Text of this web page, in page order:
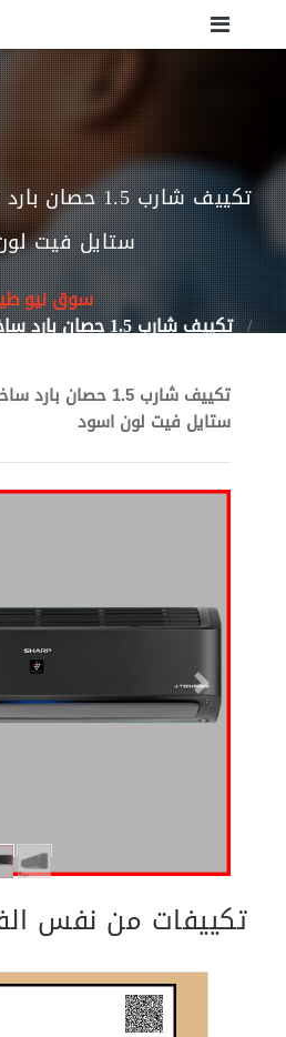
تكييف شارب 1.5
ستايل فيت
سوق نيو
تكييف شارب 1.5
تكييف شارب 1.5 حصان
ستايل فيت لون اسود
Next
تكييفات من نفس